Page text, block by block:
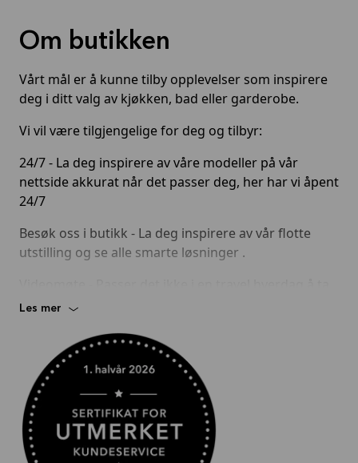
Om butikken
Vårt mål er å kunne tilby opplevelser som inspirere
deg i ditt valg av kjøkken, bad eller garderobe.
Vi vil være tilgjengelige for deg og tilbyr:
24/7 - La deg inspirere av våre modeller på vår
nettside akkurat når det passer deg, her har vi åpent
24/7
Besøk oss i butikk - La deg inspirere av vår flotte
utstilling og se alle smarte løsninger .
turen innom, book et videomøte, så tegner vi
La deg inspirere av Dansk design - til overraskende
lave priser
Les mer